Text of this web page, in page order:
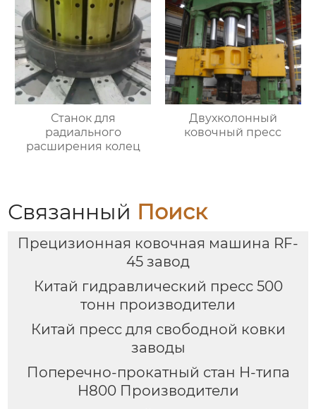
Станок для
радиального
расширения колец
Двухколонный
ковочный пресс
Связанный Поиск
Прецизионная ковочная машина RF-
45 завод
Китай гидравлический пресс 500
тонн производители
Китай пресс для свободной ковки
заводы
Поперечно-прокатный стан H-типа
H800 Производители